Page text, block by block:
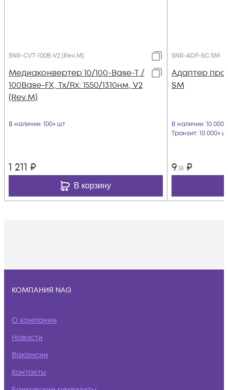
SNR-CVT-100B-V2 (Rev.M)
Медиаконвертер 10/100-Base-T /
100Base-FX, Tx/Rx: 1550/1310нм, V2
(Rev.M)
В наличии: 100+ шт
1 211 ₽
В корзину
SNR-ADP-SC SM
Адаптер
SM
В наличии: 10
Транзит: 10 000+
9,18 ₽
КОМПАНИЯ NAG
О компании
Новости
Вакансии
Контакты